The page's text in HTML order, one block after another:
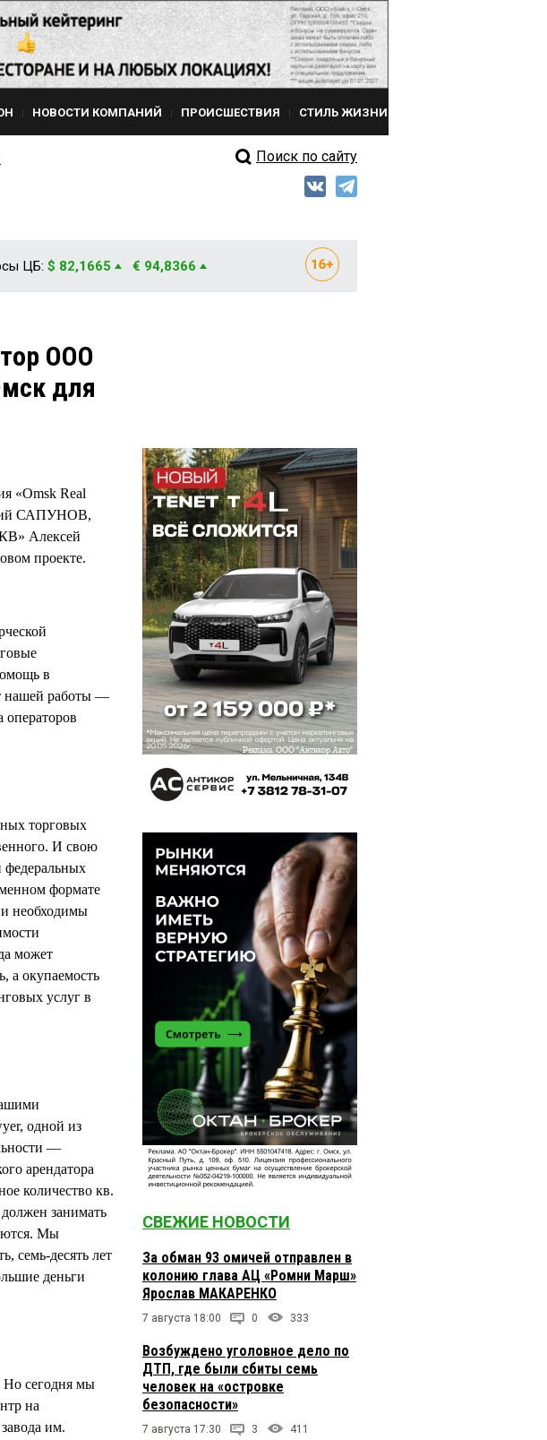
НОВОСТИ КОМПАНИЙ ПРОИСШЕСТВИЯ СТИЛЬ ЖИЗНИ
Поиск по сайту
ЦБ: $ 82,1665 € 94,8366
ООО
для
«Omsk Real
САПУНОВ,
Алексей
проекте.
в
нашей работы —
операторов
торговых
И свою
формате
и необходимы
может
а окупаемость
услуг в
одной из
—
арендатора
количество кв.
занимать
Мы
семь-десять лет
деньги
Но сегодня мы
на
им.
СВЕЖИЕ НОВОСТИ
За обман 93 омичей отправлен в
колонию глава АЦ «Ромни Марш»
Ярослав МАКАРЕНКО
7 августа 18:00 0 333
Возбуждено уголовное дело по
ДТП, где были сбиты семь
человек на «островке
безопасности»
7 августа 17:30 3 411